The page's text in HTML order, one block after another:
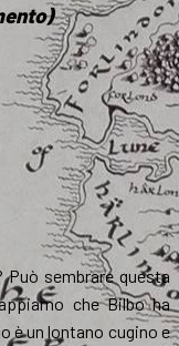
sembrare questa
che Bilbo ha
è un lontano cugino e